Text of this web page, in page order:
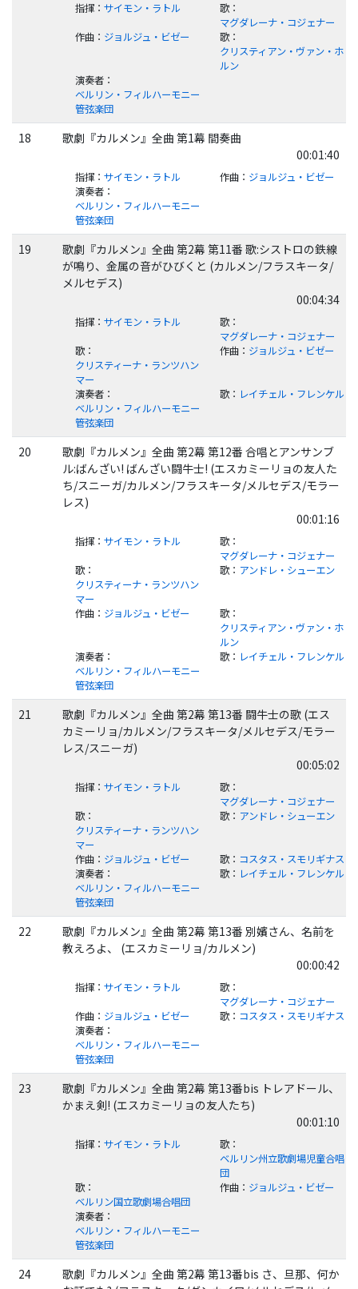
指揮： サイモン・ラトル 歌：
マグダレーナ・コジェナー
作曲： ジョルジュ・ビゼー 歌：
クリスティアン・ヴァン・ホ
ルン
演奏者：
ベルリン・フィルハーモニー
管弦楽団
18
歌劇『カルメン』全曲 第1幕 間奏曲
00:01:40
指揮： サイモン・ラトル 作曲： ジョルジュ・ビゼー
演奏者：
ベルリン・フィルハーモニー
管弦楽団
19
歌劇『カルメン』全曲 第2幕 第11番 歌:シストロの鉄線
が鳴り、金属の音がひびくと (カルメン/フラスキータ/
メルセデス)
00:04:34
指揮： サイモン・ラトル 歌：
マグダレーナ・コジェナー
歌：
クリスティーナ・ランツハン
マー
作曲： ジョルジュ・ビゼー
演奏者：
ベルリン・フィルハーモニー
管弦楽団
歌： レイチェル・フレンケル
20
歌劇『カルメン』全曲 第2幕 第12番 合唱とアンサンブ
ル:ばんざい! ばんざい闘牛士! (エスカミーリョの友人た
ち/スニーガ/カルメン/フラスキータ/メルセデス/モラー
レス)
00:01:16
指揮： サイモン・ラトル 歌：
マグダレーナ・コジェナー
歌：
クリスティーナ・ランツハン
マー
歌： アンドレ・シューエン
作曲： ジョルジュ・ビゼー 歌：
クリスティアン・ヴァン・ホ
ルン
演奏者：
ベルリン・フィルハーモニー
管弦楽団
歌： レイチェル・フレンケル
21
歌劇『カルメン』全曲 第2幕 第13番 闘牛士の歌 (エス
カミーリョ/カルメン/フラスキータ/メルセデス/モラー
レス/スニーガ)
00:05:02
指揮： サイモン・ラトル 歌：
マグダレーナ・コジェナー
歌：
クリスティーナ・ランツハン
マー
歌： アンドレ・シューエン
作曲： ジョルジュ・ビゼー 歌： コスタス・スモリギナス
演奏者：
ベルリン・フィルハーモニー
管弦楽団
歌： レイチェル・フレンケル
22
歌劇『カルメン』全曲 第2幕 第13番 別嬪さん、名前を
教えろよ、 (エスカミーリョ/カルメン)
00:00:42
指揮： サイモン・ラトル 歌：
マグダレーナ・コジェナー
作曲： ジョルジュ・ビゼー 歌： コスタス・スモリギナス
演奏者：
ベルリン・フィルハーモニー
管弦楽団
23
歌劇『カルメン』全曲 第2幕 第13番bis トレアドール、
かまえ剣! (エスカミーリョの友人たち)
00:01:10
指揮： サイモン・ラトル 歌：
ベルリン州立歌劇場児童合唱
団
歌：
ベルリン国立歌劇場合唱団
作曲： ジョルジュ・ビゼー
演奏者：
ベルリン・フィルハーモニー
管弦楽団
24
歌劇『カルメン』全曲 第2幕 第13番bis さ、旦那、何か